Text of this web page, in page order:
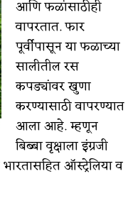
आणि फळांसाठीही
वापरतात. फार
पूर्वीपासून या फळाच्या
सालीतील रस
कपड्यांवर खुणा
करण्यासाठी वापरण्यात
आला आहे. म्हणून
बिब्बा वृक्षाला इंग्रजी
ऑस्ट्रेलिया व